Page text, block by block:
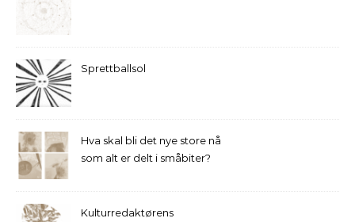
Sprettballsol
Hva skal bli det nye store nå
som alt er delt i småbiter?
Kulturredaktørens